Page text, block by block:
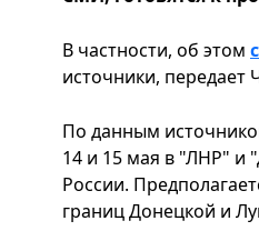
В частности, об этом
источники, передает
По данным
14 и 15 мая в "ЛНР" и
России.
границ Донецкой и